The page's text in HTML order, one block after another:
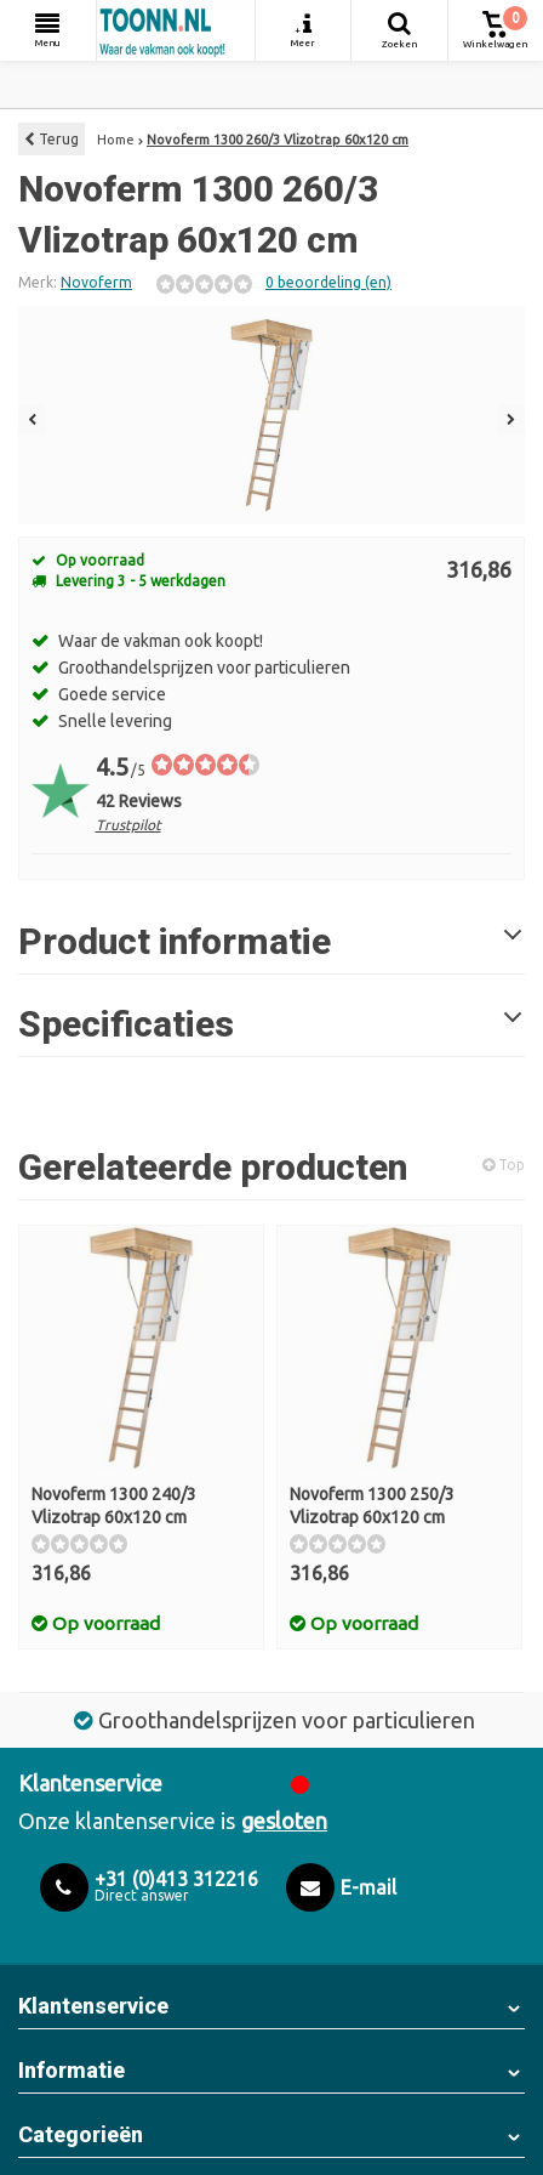
Menu
+
Meer
Zoeken
0
Winkelwagen
Terug Home Novoferm 1300 260/3 Vlizotrap 60x120 cm
Novoferm 1300 260/3
Vlizotrap 60x120 cm
Merk: Novoferm 0 beoordeling (en)
Op voorraad
Levering 3 - 5 werkdagen
316,86
Waar de vakman ook koopt!
Groothandelsprijzen voor particulieren
Goede service
Snelle levering
4.5 /5
42 Reviews
Trustpilot
Product informatie
Specificaties
Gerelateerde producten Top
Novoferm 1300 240/3
Vlizotrap 60x120 cm
316,86
Op voorraad
Novoferm 1300 250/3
Vlizotrap 60x120 cm
316,86
Op voorraad
Groothandelsprijzen voor particulieren
Klantenservice
Onze klantenservice is gesloten
+31 (0)413 312216
Direct answer E-mail
Klantenservice
Informatie
Categorieën